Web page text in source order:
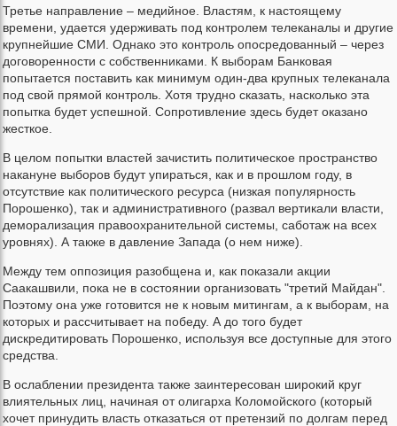
Третье направление – медийное. Властям, к настоящему
времени, удается удерживать под контролем телеканалы и другие
крупнейшие СМИ. Однако это контроль опосредованный – через
договоренности с собственниками. К выборам Банковая
попытается поставить как минимум один-два крупных телеканала
под свой прямой контроль. Хотя трудно сказать, насколько эта
попытка будет успешной. Сопротивление здесь будет оказано
жесткое.
В целом попытки властей зачистить политическое пространство
накануне выборов будут упираться, как и в прошлом году, в
отсутствие как политического ресурса (низкая популярность
Порошенко), так и административного (развал вертикали власти,
деморализация правоохранительной системы, саботаж на всех
уровнях). А также в давление Запада (о нем ниже).
Между тем оппозиция разобщена и, как показали акции
Саакашвили, пока не в состоянии организовать "третий Майдан".
Поэтому она уже готовится не к новым митингам, а к выборам, на
которых и рассчитывает на победу. А до того будет
дискредитировать Порошенко, используя все доступные для этого
средства.
В ослаблении президента также заинтересован широкий круг
влиятельных лиц, начиная от олигарха Коломойского (который
хочет принудить власть отказаться от претензий по долгам перед